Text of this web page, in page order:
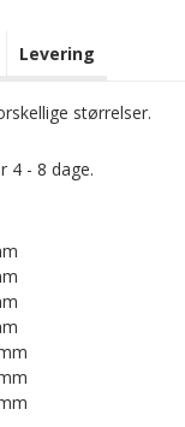
Levering
størrelser.
4 - 8 dage.